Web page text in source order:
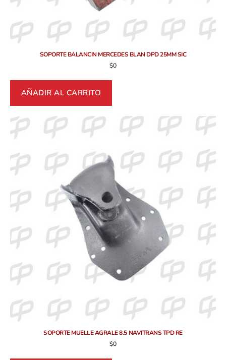
SOPORTE BALANCIN MERCEDES BLAN DPD 25MM SIC
$0
AÑADIR AL CARRITO
SOPORTE MUELLE AGRALE 8.5 NAVITRANS TPD RE
$0